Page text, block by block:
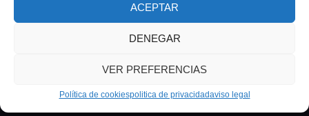
ACEPTAR
DENEGAR
VER PREFERENCIAS
Política de cookiespolitica de privacidadaviso legal
Aviso legal
Política de cookies (UE)